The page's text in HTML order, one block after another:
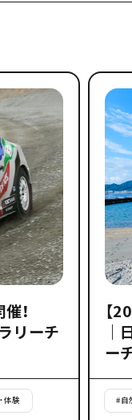
！
リーチ
体験
【
｜
ー
#自